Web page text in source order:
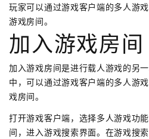
玩家可以通过游戏客户端的多人游
游戏房间。
加入游戏房间
加入游戏房间是进行载人游戏的另
中，可以通过游戏客户端的多人游
戏房间。
打开游戏客户端，选择多人游戏功
间，进入游戏搜索界面。在游戏搜